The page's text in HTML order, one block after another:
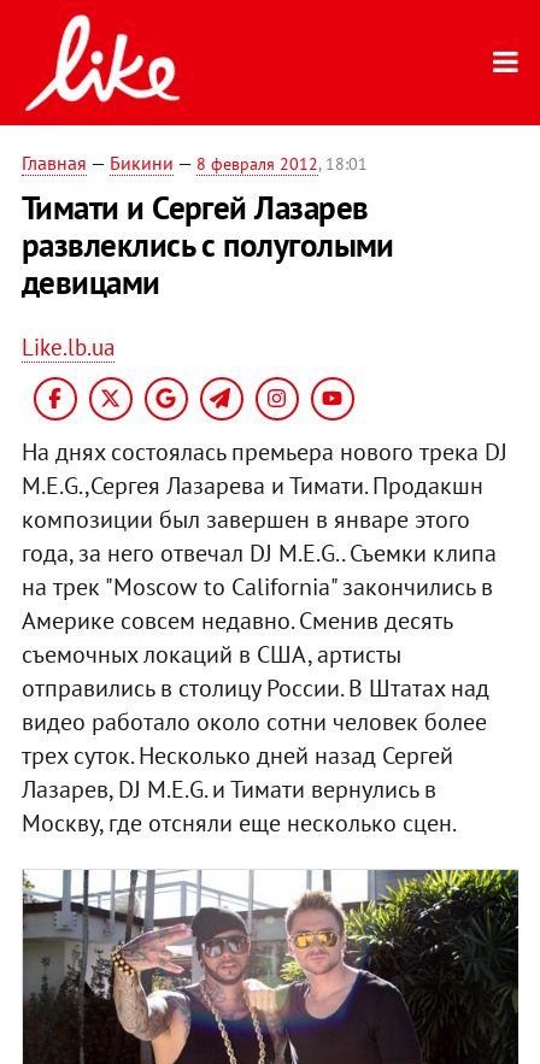
Главная — Бикини — 8 февраля 2012, 18:01
Тимати и Сергей Лазарев
развлеклись с полуголыми
девицами
Like.lb.ua
На днях состоялась премьера нового трека DJ
M.E.G.,Сергея Лазарева и Тимати. Продакшн
композиции был завершен в январе этого
года, за него отвечал DJ M.E.G.. Съемки клипа
на трек "Moscow to California" закончились в
Америке совсем недавно. Сменив десять
съемочных локаций в США, артисты
отправились в столицу России. В Штатах над
видео работало около сотни человек более
трех суток. Несколько дней назад Сергей
Лазарев, DJ M.E.G. и Тимати вернулись в
Москву, где отсняли еще несколько сцен.